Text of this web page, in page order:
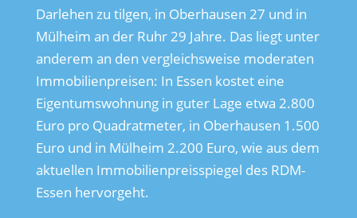
Darlehen zu tilgen, in Oberhausen 27 und in
Mülheim an der Ruhr 29 Jahre. Das liegt unter
anderem an den vergleichsweise moderaten
Immobilienpreisen: In Essen kostet eine
Eigentumswohnung in guter Lage etwa 2.800
Euro pro Quadratmeter, in Oberhausen 1.500
Euro und in Mülheim 2.200 Euro, wie aus dem
aktuellen Immobilienpreisspiegel des RDM-
Essen hervorgeht.